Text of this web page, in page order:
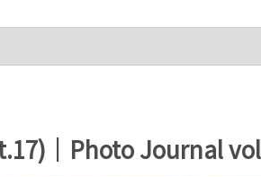
｜Photo Journal